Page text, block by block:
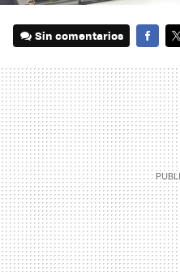
Sin comentarios